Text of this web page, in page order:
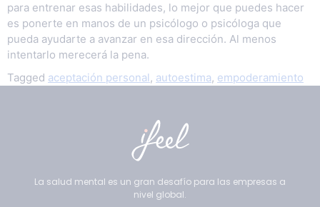
para entrenar esas habilidades, lo mejor que puedes hacer
es ponerte en manos de un psicólogo o psicóloga que
pueda ayudarte a avanzar en esa dirección. Al menos
intentarlo merecerá la pena.
Tagged aceptación personal, autoestima, empoderamiento
La salud mental es un gran desafío para las empresas a
nivel global.